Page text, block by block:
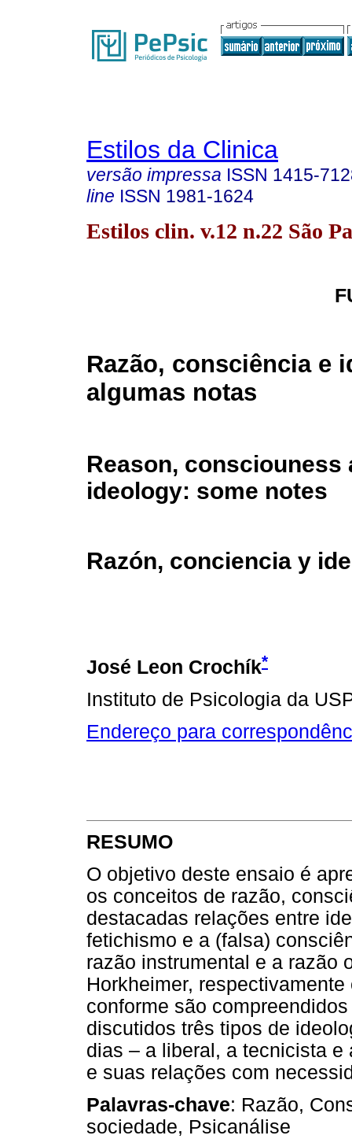
Estilos da Clinica
versão impressa ISSN 1415-
line ISSN 1981-1624
Estilos clin. v.12 n.22 São
Razão, consciência e
algumas notas
Reason, consciouness
ideology: some notes
Razón, conciencia y
José Leon Crochík*
Instituto de Psicologia da
Endereço para
RESUMO
O objetivo deste ensaio é
os conceitos de razão,
destacadas relações entre
fetichismo e a (falsa)
razão instrumental e a razão
Horkheimer,
conforme são
discutidos três tipos de
dias – a liberal, a tecnicista
e suas relações com
Palavras-chave: Razão,
sociedade, Psicanálise